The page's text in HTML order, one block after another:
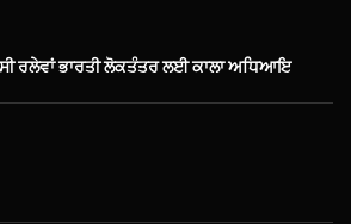
ਰਲੇਵਾਂ ਭਾਰਤੀ ਲੋਕਤੰਤਰ ਲਈ ਕਾਲਾ ਅਧਿਆਇ